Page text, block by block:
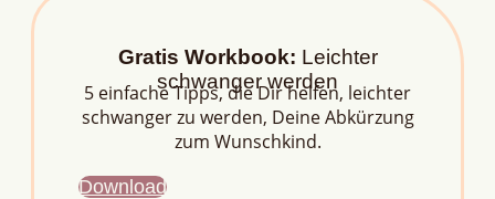
Gratis Workbook: Leichter
schwanger werden
5 einfache Tipps, die Dir helfen, leichter
schwanger zu werden, Deine Abkürzung
zum Wunschkind.
Download